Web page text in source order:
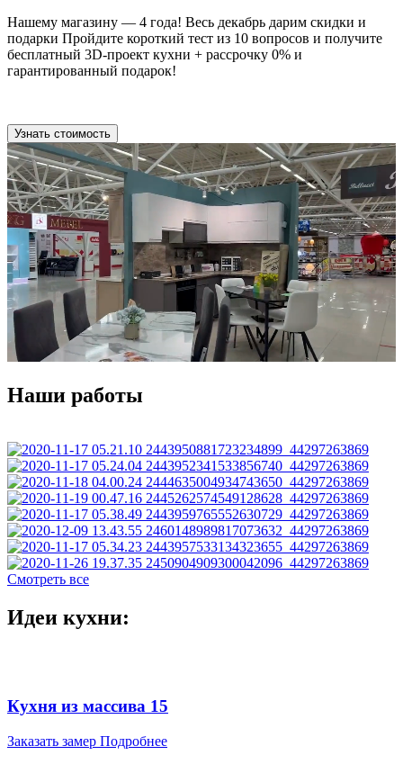
Нашему магазину — 4 года! Весь декабрь дарим скидки и
подарки Пройдите короткий тест из 10 вопросов и получите
бесплатный 3D-проект кухни + рассрочку 0% и
гарантированный подарок!
Узнать стоимость
Наши работы
Смотреть все
Идеи кухни:
Кухня из массива 15
Заказать замер Подробнее